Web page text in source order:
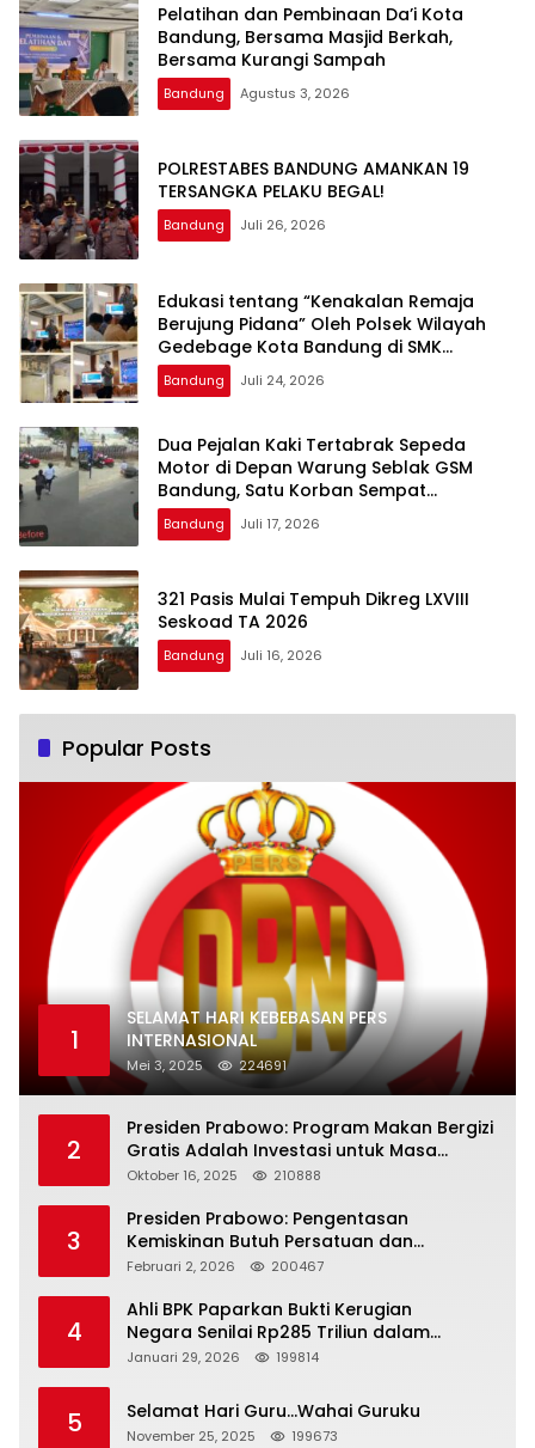
Pelatihan dan Pembinaan Da’i Kota
Bandung, Bersama Masjid Berkah,
Bersama Kurangi Sampah
Bandung Agustus 3, 2026
POLRESTABES BANDUNG AMANKAN 19
TERSANGKA PELAKU BEGAL!
Bandung Juli 26, 2026
Edukasi tentang “Kenakalan Remaja
Berujung Pidana” Oleh Polsek Wilayah
Gedebage Kota Bandung di SMK
Muhammadiyah 3 Bandung
Bandung Juli 24, 2026
Dua Pejalan Kaki Tertabrak Sepeda
Motor di Depan Warung Seblak GSM
Bandung, Satu Korban Sempat
Mengalami Kejang
Bandung Juli 17, 2026
321 Pasis Mulai Tempuh Dikreg LXVIII
Seskoad TA 2026
Bandung Juli 16, 2026
Popular Posts
1
SELAMAT HARI KEBEBASAN PERS
INTERNASIONAL
Mei 3, 2025 224691
2
Presiden Prabowo: Program Makan Bergizi
Gratis Adalah Investasi untuk Masa
Depan Bangsa
Oktober 16, 2025 210888
3
Presiden Prabowo: Pengentasan
Kemiskinan Butuh Persatuan dan
Kepemimpinan yang Bertanggung Jawab
Februari 2, 2026 200467
4
Ahli BPK Paparkan Bukti Kerugian
Negara Senilai Rp285 Triliun dalam
Persidangan Korupsi PT Pertamina
Januari 29, 2026 199814
5 Selamat Hari Guru…Wahai Guruku
November 25, 2025 199673